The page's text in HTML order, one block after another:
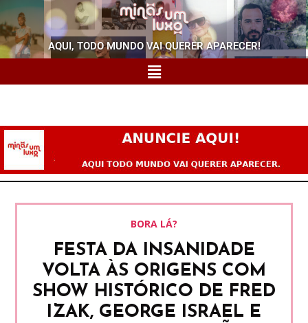
AQUI, TODO MUNDO VAI QUERER APARECER!
BORA LÁ?
FESTA DA INSANIDADE
VOLTA ÀS ORIGENS COM
SHOW HISTÓRICO DE FRED
IZAK, GEORGE ISRAEL E